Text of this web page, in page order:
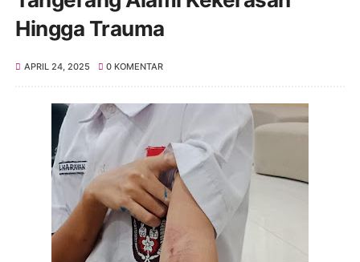
Hingga Trauma
APRIL 24, 2025 0 KOMENTAR